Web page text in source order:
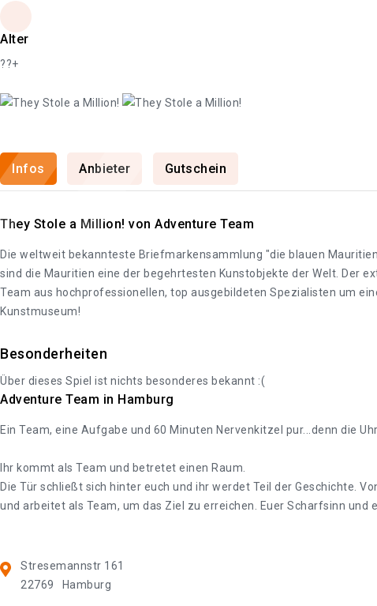
Alter
??+
Infos Anbieter Gutschein
They Stole a Million! von Adventure Team
Die weltweit bekannteste Briefmarkensammlung "die blauen
sind die Mauritien eine der begehrtesten Kunstobjekte der Welt. Der
Team aus hochprofessionellen, top ausgebildeten Spezialisten um
Kunstmuseum!
Besonderheiten
Über dieses Spiel ist nichts besonderes bekannt :(
Adventure Team in Hamburg
Ein Team, eine Aufgabe und 60 Minuten Nervenkitzel pur...denn die
Ihr kommt als Team und betretet einen Raum.
Die Tür schließt sich hinter euch und ihr werdet Teil der Geschichte.
und arbeitet als Team, um das Ziel zu erreichen. Euer Scharfsinn und
Stresemannstr 161
22769
Hamburg